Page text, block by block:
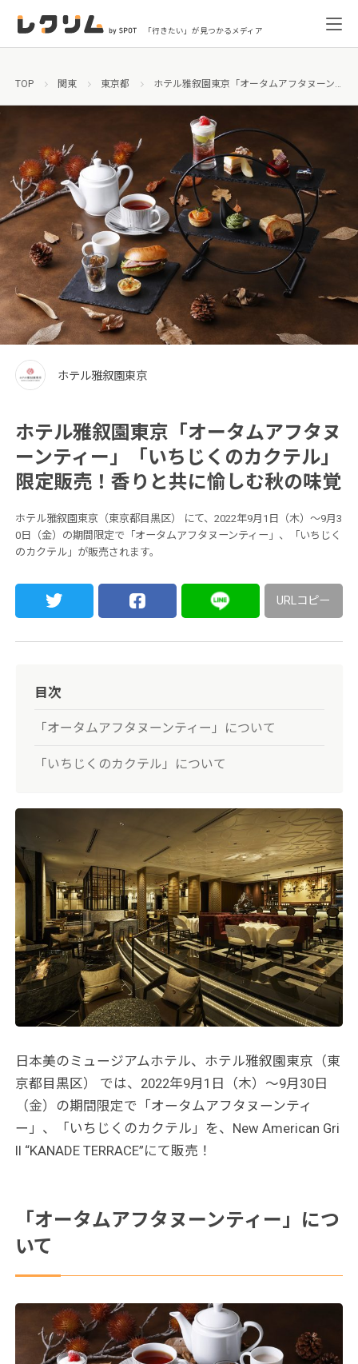
「行きたい」が見つかるメディア
TOP 関東 東京都 ホテル雅叙園東京「オータムアフタヌーンティー」「いちじくのカクテル」限定販売！香りと共に愉しむ秋の味覚
ホテル雅叙園東京
ホテル雅叙園東京「オータムアフタヌ
ーンティー」「いちじくのカクテル」
限定販売！香りと共に愉しむ秋の味覚
ホテル雅叙園東京（東京都目黒区） にて、2022年9月1日（木）～9月3
0日（金）の期間限定で「オータムアフタヌーンティー」、「いちじく
のカクテル」が販売されます。
URLコピー
目次
「オータムアフタヌーンティー」について
「いちじくのカクテル」について
日本美のミュージアムホテル、ホテル雅叙園東京（東
京都目黒区） では、2022年9月1日（木）～9月30日
（金）の期間限定で「オータムアフタヌーンティ
ー」、「いちじくのカクテル」を、New American Gri
ll “KANADE TERRACE”にて販売！
「オータムアフタヌーンティー」につ
いて